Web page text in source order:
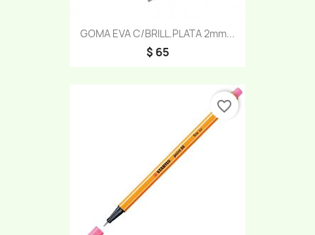
GOMA EVA C/BRILL.PLATA 2mm...
$ 65
favorite_border